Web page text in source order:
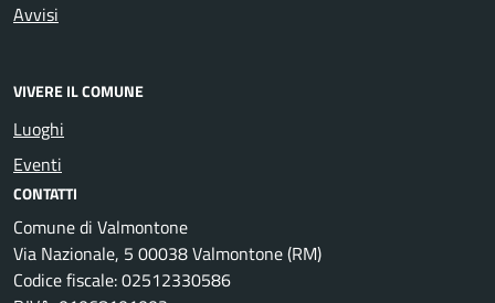
Avvisi
VIVERE IL COMUNE
Luoghi
Eventi
CONTATTI
Comune di Valmontone
Via Nazionale, 5 00038 Valmontone (RM)
Codice fiscale: 02512330586